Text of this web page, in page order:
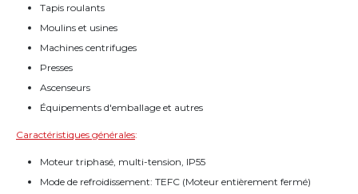
Tapis roulants
Moulins et usines
Machines centrifuges
Presses
Ascenseurs
Équipements d'emballage et autres
Caractéristiques générales:
Moteur triphasé, multi-tension, IP55
Mode de refroidissement: TEFC (Moteur entièrement fermé)